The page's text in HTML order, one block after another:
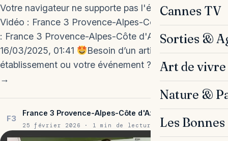
Cannes TV
Sorties &
Art de vivre
Nature &
Les
Votre navigateur ne supporte pas l'élément audio.
Vidéo : France 3 Provence-Alpes-Côte d'Azur Source
: France 3 Provence-Alpes-Côte d'Azur —
16/03/2025, 01:41
Besoin d’un article sur votre
établissement ou votre événement ? Contactez-nous !
→
F3
France 3 Provence-Alpes-Côte d'Azur
25 février 2026 · 1 min de lecture